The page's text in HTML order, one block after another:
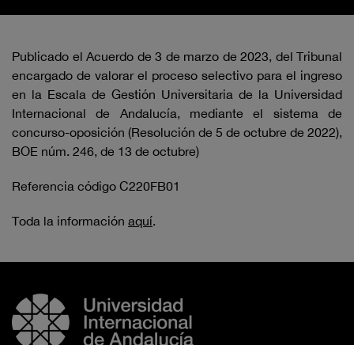
Publicado el Acuerdo de 3 de marzo de 2023, del Tribunal
encargado de valorar el proceso selectivo para el ingreso
en la Escala de Gestión Universitaria de la Universidad
Internacional de Andalucía, mediante el sistema de
concurso-oposición (Resolución de 5 de octubre de 2022),
BOE núm. 246, de 13 de octubre)
Referencia código C220FB01
Toda la información aquí.